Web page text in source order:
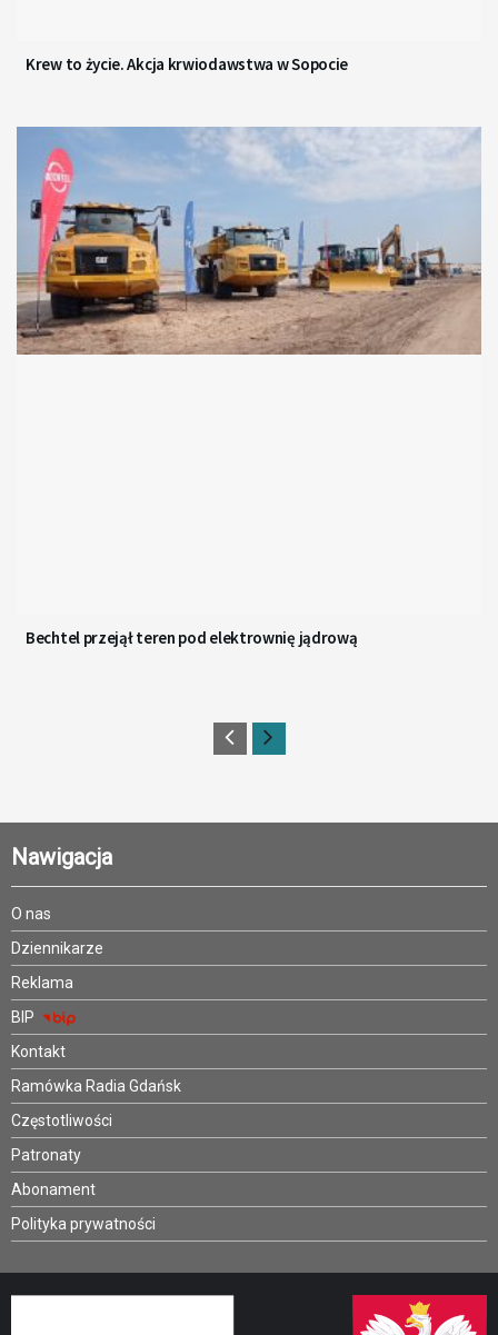
Krew to życie. Akcja krwiodawstwa w Sopocie
Bechtel przejął teren pod elektrownię jądrową
Nawigacja
O nas
Dziennikarze
Reklama
BIP
Kontakt
Ramówka Radia Gdańsk
Częstotliwości
Patronaty
Abonament
Polityka prywatności